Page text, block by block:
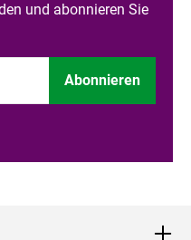
und abonnieren Sie
Abonnieren